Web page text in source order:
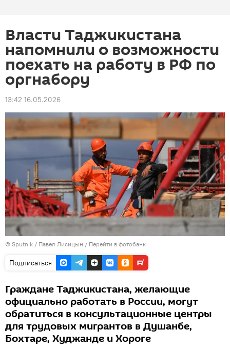
Власти Таджикистана
напомнили о возможности
поехать на работу в РФ по
оргнабору
13:42 16.05.2026
© Sputnik / Павел Лисицын / Перейти в фотобанк
Подписаться
Граждане Таджикистана, желающие
официально работать в России, могут
обратиться в консультационные центры
для трудовых мигрантов в Душанбе,
Бохтаре, Худжанде и Хороге